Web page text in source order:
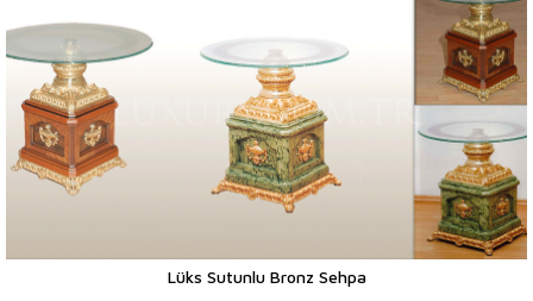
Lüks Sutunlu Bronz Sehpa